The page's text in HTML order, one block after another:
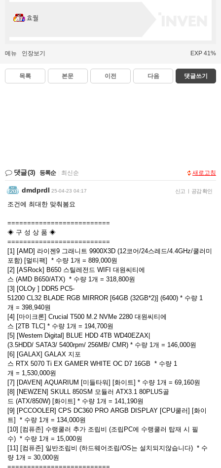
효월
메뉴 인장보기 EXP 41%
목록 본문 이전 다음 댓글쓰기
댓글(3) 등록순 최신순 새로고침
dmdprdl 25-04-23 04:17 신고 | 공감 확인
조건에 최대한 맞춰봄요
==========================
◈ 구 성 상 품 ◈
==========================
[1] [AMD] 라이젠9 그래니트 9900X3D (12코어/24스레드/4.4GHz/쿨러미
포함) [멀티팩] * 수량 1개 = 889,000원
[2] [ASRock] B650 스틸레전드 WIFI 대원씨티에
스 (AMD B650/ATX) * 수량 1개 = 318,800원
[3] [OLOy ] DDR5 PC5-
51200 CL32 BLADE RGB MIRROR [64GB (32GB*2)] (6400) * 수량 1
개 = 398,940원
[4] [마이크론] Crucial T500 M.2 NVMe 2280 대원씨티에
스 [2TB TLC] * 수량 1개 = 194,700원
[5] [Western Digital] BLUE HDD 4TB WD40EZAX|
(3.5HDD/ SATA3/ 5400rpm/ 256MB/ CMR) * 수량 1개 = 146,000원
[6] [GALAX] GALAX 지포
스 RTX 5070 Ti EX GAMER WHITE OC D7 16GB * 수량 1
개 = 1,530,000원
[7] [DAVEN] AQUARIUM [미들타워] [화이트] * 수량 1개 = 69,160원
[8] [NEWZEN] SKULL 850SM 모듈러 ATX3.1 80PLUS골
드 (ATX/850W) [화이트] * 수량 1개 = 141,190원
[9] [PCCOOLER] CPS DC360 PRO ARGB DISPLAY [CPU쿨러] [화이
트] * 수량 1개 = 134,000원
[10] [컴퓨존] 수랭쿨러 추가 조립비 (조립PC에 수랭쿨러 탑재 시 필
수) * 수량 1개 = 15,000원
[11] [컴퓨존] 일반조립비 (하드웨어조립/OS는 설치되지않습니다) * 수
량 1개 = 30,000원